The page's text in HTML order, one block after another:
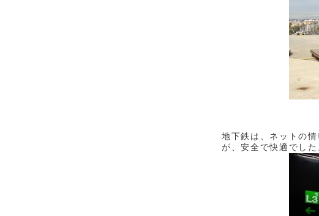
地下鉄は、ネットの
が、安全で快適でし